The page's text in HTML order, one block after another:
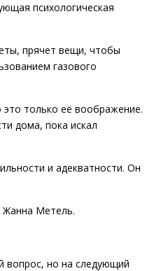
психологическая
прячет вещи, чтобы
газового
это только её воображение.
дома, пока искал
и адекватности. Он
Жанна Метель.
вопрос, но на следующий